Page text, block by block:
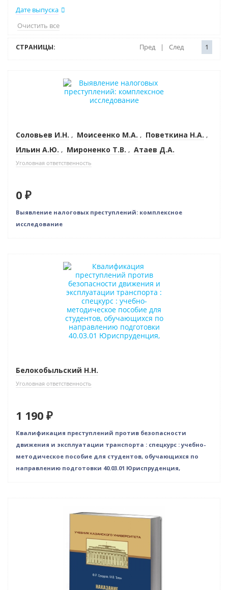
Дате выпуска
Очистить все
СТРАНИЦЫ: Пред | След 1
Нет в наличии
Соловьев И.Н. , Моисеенко М.А. , Поветкина Н.А. ,
Ильин А.Ю. , Мироненко Т.В. , Атаев Д.А.
Уголовная ответственность
0 ₽
Выявление налоговых преступлений: комплексное
исследование
Белокобыльский Н.Н.
Уголовная ответственность
1 190 ₽
Квалификация преступлений против безопасности
движения и эксплуатации транспорта : спецкурс : учебно-
методическое пособие для студентов, обучающихся по
направлению подготовки 40.03.01 Юриспруденция,